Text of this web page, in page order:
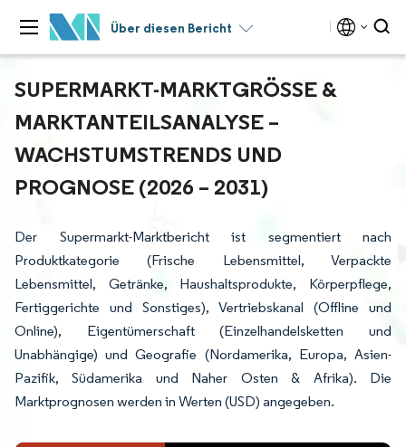
Über diesen Bericht
SUPERMARKT-MARKTGRÖSSE & M
ARKTANTEILSANALYSE – W
ACHSTUMSTRENDS UND P
ROGNOSE (2026 – 2031)
Der Supermarkt-Marktbericht ist segmentiert nach
Produktkategorie (Frische Lebensmittel, Verpackte
Lebensmittel, Getränke, Haushaltsprodukte, Körperpflege,
Fertiggerichte und Sonstiges), Vertriebskanal (Offline und
Online), Eigentümerschaft (Einzelhandelsketten und
Unabhängige) und Geografie (Nordamerika, Europa, Asien-
Pazifik, Südamerika und Naher Osten & Afrika). Die
Marktprognosen werden in Werten (USD) angegeben.